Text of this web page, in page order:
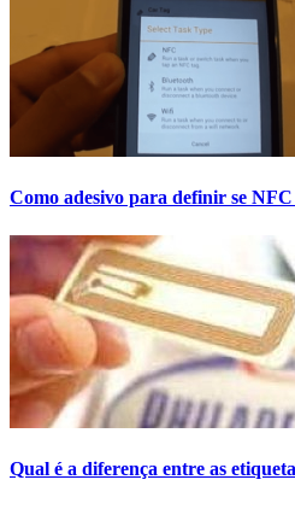
Como adesivo para definir se
Qual é a diferença entre as